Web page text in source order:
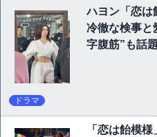
ハヨン「恋は
冷徹な検事と
字腹筋”も話題
ドラマ
「恋は飴模